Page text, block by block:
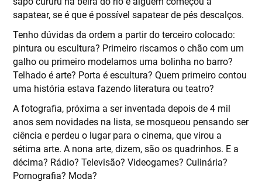
sapatear, se é que é possível sapatear de pés descalços.
Tenho dúvidas da ordem a partir do terceiro colocado:
pintura ou escultura? Primeiro riscamos o chão com um
galho ou primeiro modelamos uma bolinha no barro?
Telhado é arte? Porta é escultura? Quem primeiro contou
uma história estava fazendo literatura ou teatro?
A fotografia, próxima a ser inventada depois de 4 mil
anos sem novidades na lista, se mosqueou pensando ser
ciência e perdeu o lugar para o cinema, que virou a
sétima arte. A nona arte, dizem, são os quadrinhos. E a
décima? Rádio? Televisão? Videogames? Culinária?
Pornografia? Moda?